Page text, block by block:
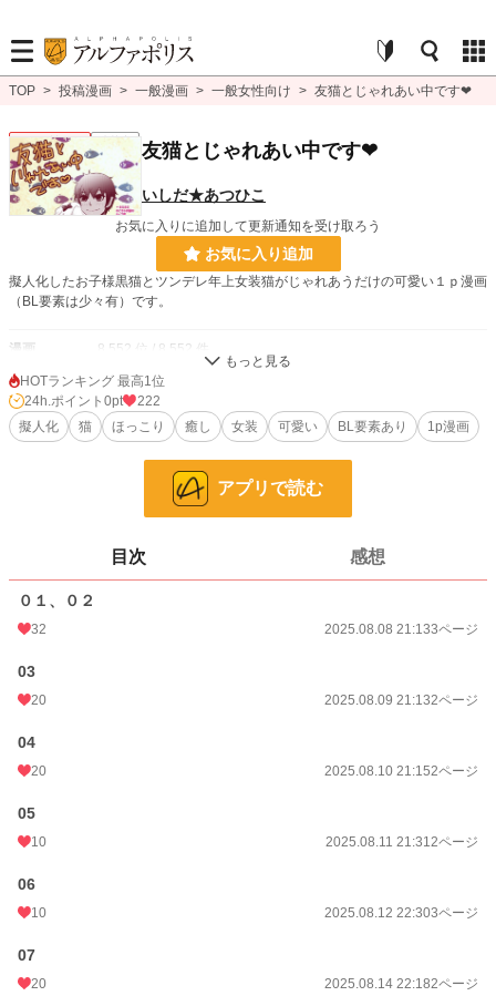
TOP > 投稿漫画 > 一般漫画 > 一般女性向け > 友猫とじゃれあい中です❤
一般女性向け 連載中 友猫とじゃれあい中です❤
いしだ★あつひこ
お気に入りに追加して更新通知を受け取ろう
お気に入り追加
擬人化したお子様黒猫とツンデレ年上女装猫がじゃれあうだけの可愛い１ｐ漫画
（BL要素は少々有）です。
漫画 8,552 位 / 8,552 件
一般女性向け 2,537 位 / 2,537 件
お気に入り 6
初回公開日時 2025.08.08 21:13
週間ポイント
年間ポイント
累計ポイント
HOTランキング 最高1位
24h.ポイント 0pt
222
擬人化
猫 ほっこり 癒し 女装 可愛い BL要素あり 1p漫画
アプリで読む
目次 感想
０１、０２
32 2025.08.08 21:133ページ
03
20 2025.08.09 21:132ページ
04
20 2025.08.10 21:152ページ
05
10 2025.08.11 21:312ページ
06
10 2025.08.12 22:303ページ
07
20 2025.08.14 22:182ページ